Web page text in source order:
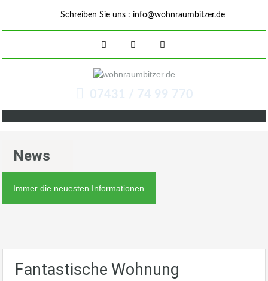
Schreiben Sie uns : info@wohnraumbitzer.de
07431 / 74 99 770
News
Immer die neuesten Informationen
Fantastische Wohnung